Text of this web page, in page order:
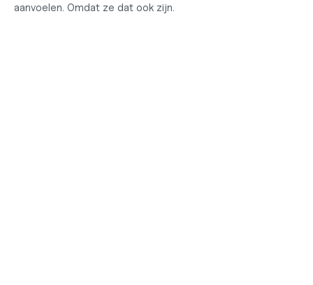
aanvoelen. Omdat ze dat ook zijn.